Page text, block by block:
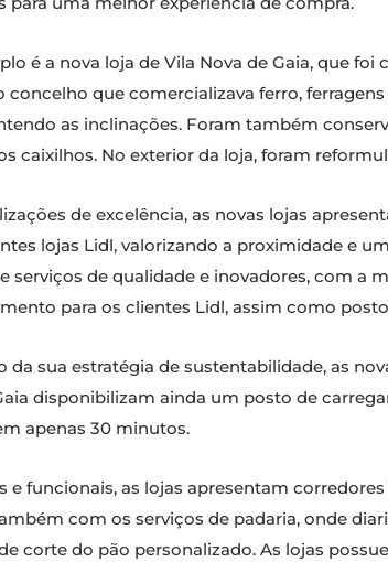
é a nova loja de Vila Nova de Gaia, que
concelho que comercializava ferro,
as inclinações. Foram também
caixilhos. No exterior da loja, foram
de excelência, as novas lojas
lojas Lidl, valorizando a proximidade e
serviços de qualidade e inovadores, com a
para os clientes Lidl, assim como
da sua estratégia de sustentabilidade, as
disponibilizam ainda um posto de
apenas 30 minutos.
e funcionais, as lojas apresentam
com os serviços de padaria, onde
corte do pão personalizado. As lojas